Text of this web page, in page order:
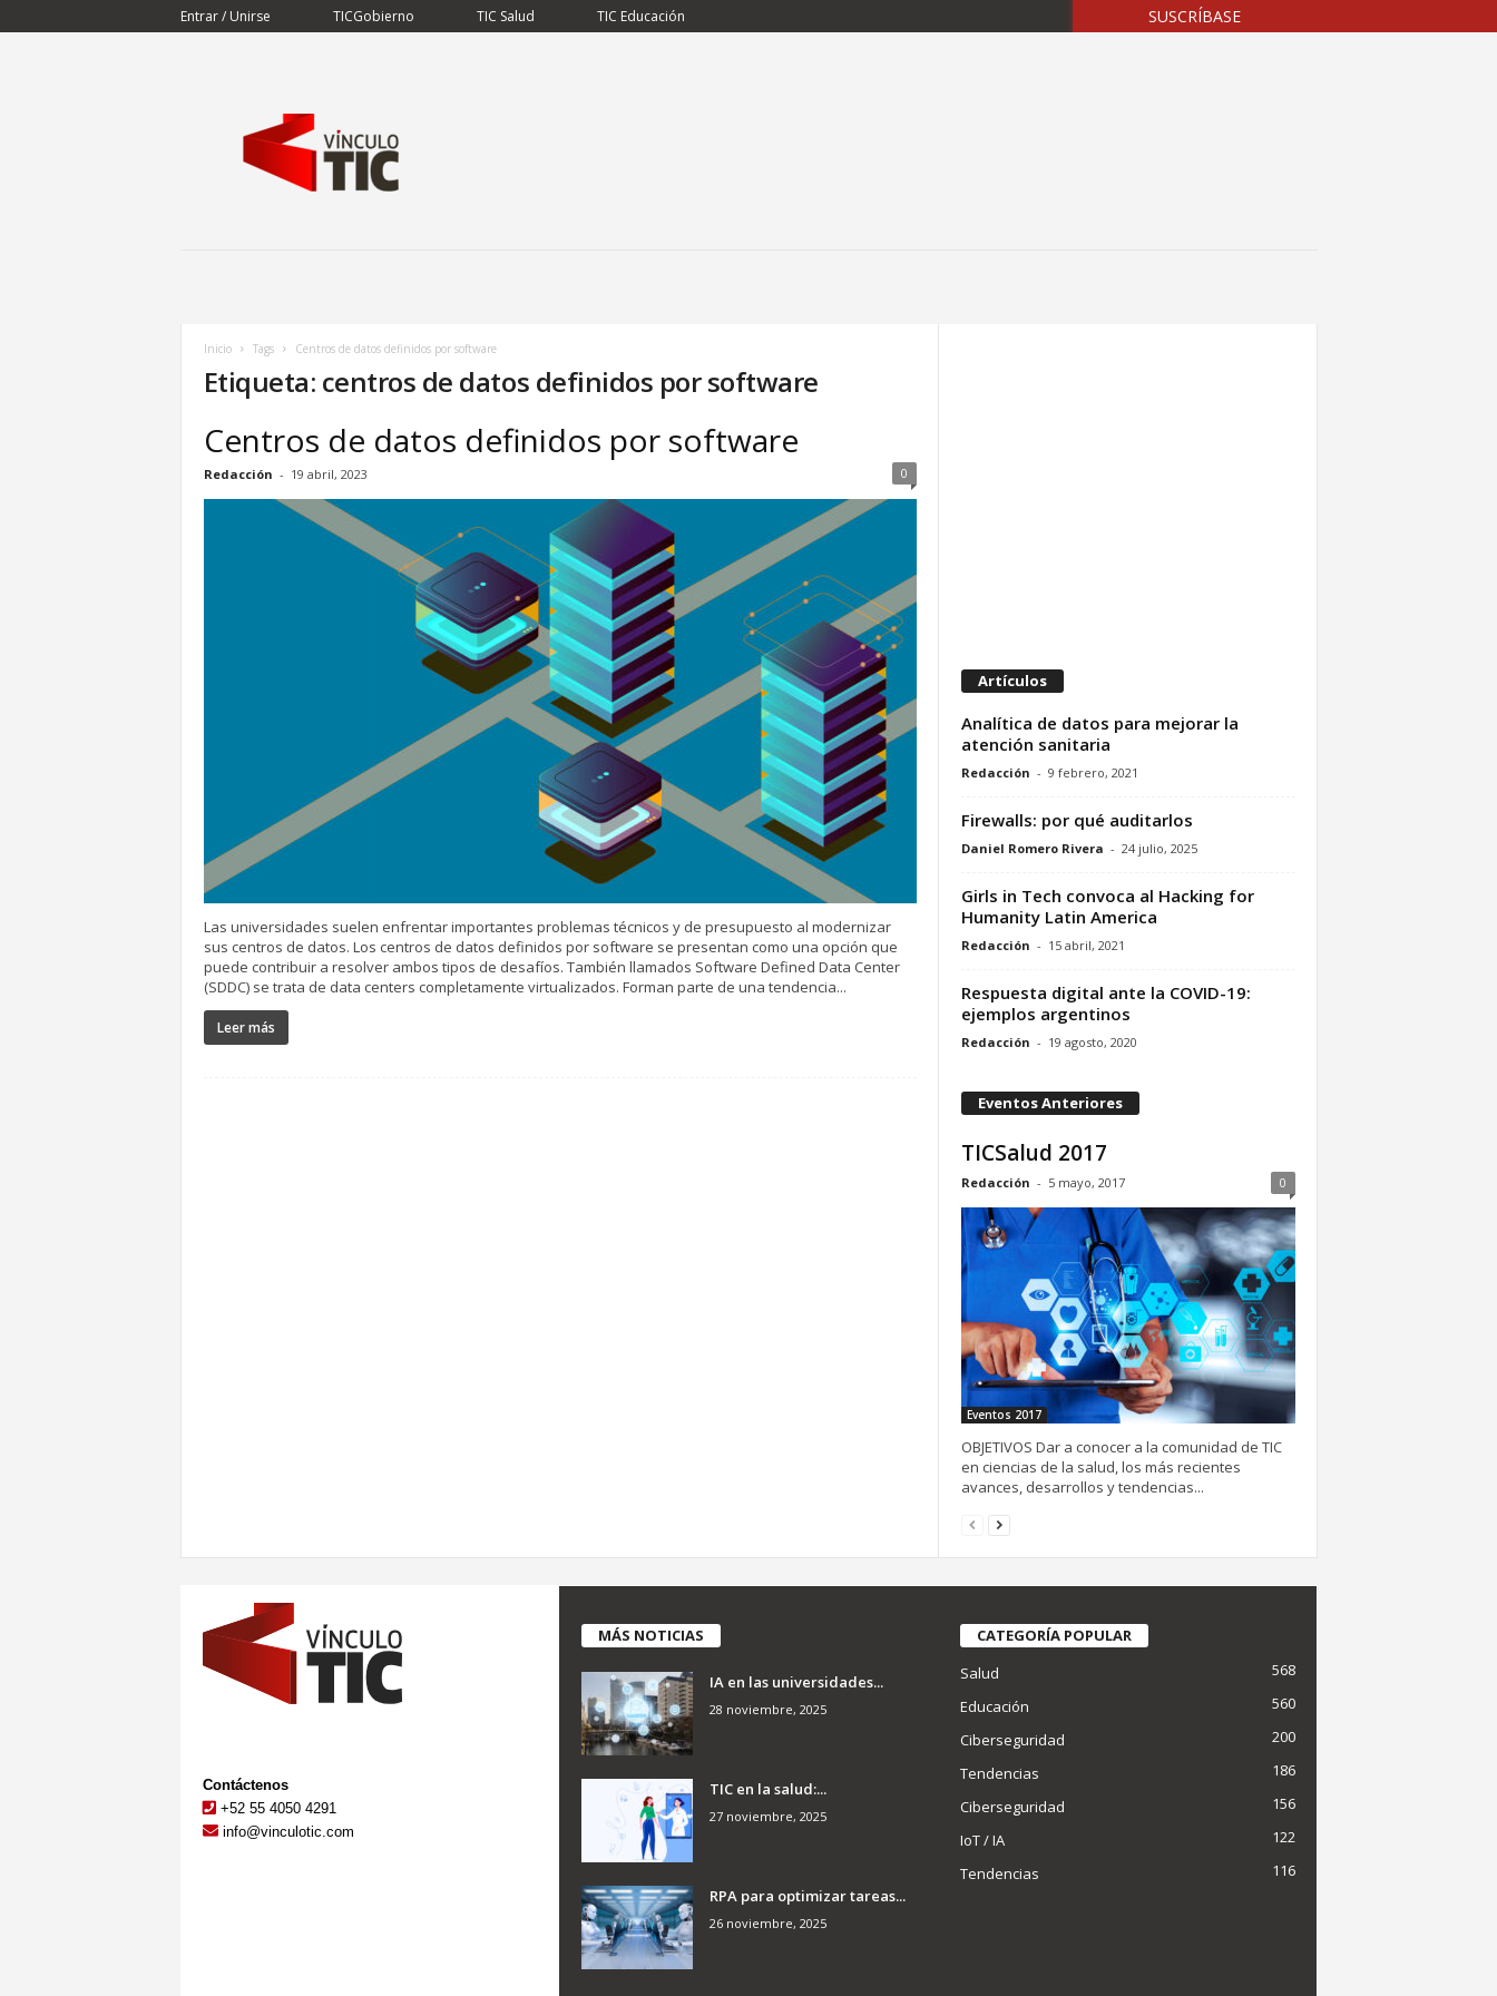
Entrar / Unirse TICGobierno TIC Salud TIC Educación SUSCRÍBASE
Inicio Tags Centros de datos definidos por software
Etiqueta: centros de datos definidos por software
Centros de datos definidos por software
Redacción - 19 abril, 2023 0
Las universidades suelen enfrentar importantes problemas técnicos y de presupuesto al modernizar
sus centros de datos. Los centros de datos definidos por software se presentan como una opción que
puede contribuir a resolver ambos tipos de desafíos. También llamados Software Defined Data Center
(SDDC) se trata de data centers completamente virtualizados. Forman parte de una tendencia...
Leer más
Artículos
Analítica de datos para mejorar la
atención sanitaria
Redacción - 9 febrero, 2021
Firewalls: por qué auditarlos
Daniel Romero Rivera - 24 julio, 2025
Girls in Tech convoca al Hacking for
Humanity Latin America
Redacción - 15 abril, 2021
Respuesta digital ante la COVID-19:
ejemplos argentinos
Redacción - 19 agosto, 2020
Eventos Anteriores
TICSalud 2017
Redacción - 5 mayo, 2017 0
Eventos 2017
OBJETIVOS Dar a conocer a la comunidad de TIC
en ciencias de la salud, los más recientes
avances, desarrollos y tendencias...
Contáctenos
+52 55 4050 4291
info@vinculotic.com
MÁS NOTICIAS
IA en las universidades...
28 noviembre, 2025
TIC en la salud:...
27 noviembre, 2025
RPA para optimizar tareas...
26 noviembre, 2025
CATEGORÍA POPULAR
Salud
568
Educación
560
Ciberseguridad
200
Tendencias
186
Ciberseguridad
156
IoT / IA
122
Tendencias
116